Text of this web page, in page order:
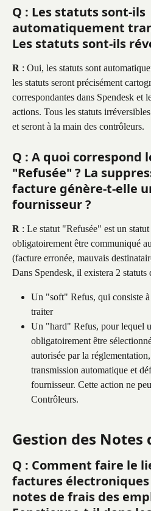
Q : Les statuts sont-ils
automatiquement
Les statuts sont-ils
R : Oui, les statuts sont
les statuts seront précisément
correspondantes dans Spendesk et
actions. Tous les statuts
et seront à la main des contrôleurs.
Q : A quoi correspond
"Refusée" ? La
facture génère-t-elle
fournisseur ?
R : Le statut "Refusée" est un
obligatoirement être communiqué
(facture erronée, mauvais
Dans Spendesk, il existera 2 statuts
Un "soft" Refus, qui consiste
traiter
Un "hard" Refus, pour lequel
obligatoirement être
autorisée par la
transmission automatique et
fournisseur. Cette action ne
Contrôleurs.
Gestion des Notes
Q : Comment faire le
factures
notes de frais des